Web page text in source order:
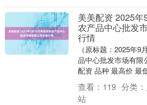
美美配资 2025
农产品中心批发
行情
（原标题：2025年9
品中心批发市场有限
配资 品种 最高价 最
10.00 4.10 4.60 籼米(
查看： 119 分类：
站